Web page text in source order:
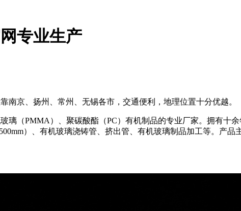
专业生产
京、扬州、常州、无锡各市，交通便利，地理位置十分优越。
璃（PMMA）、聚碳酸酯（PC）有机制品的专业厂家。拥有十
）、有机玻璃浇铸管、挤出管、有机玻璃制品加工等。产